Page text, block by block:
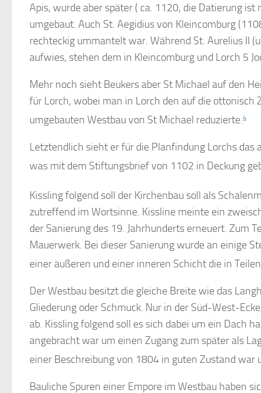
Apis, wurde aber später ( ca. 1120, die Datierung
umgebaut. Auch St. Aegidius von Kleincomburg
rechteckig ummantelt war. Während St. Aurelius II
aufwies, stehen dem in Kleincomburg und Lorch 5
Mehr noch sieht Beukers aber St Michael auf den
für Lorch, wobei man in Lorch den auf die ottonisch
umgebauten Westbau von St Michael reduzierte.4
Letztendlich sieht er für die Planfindung Lorchs das
was mit dem Stiftungsbrief von 1102 in Deckung
Kissling folgend soll der Kirchenbau soll als
zutreffend im Wortsinne. Kissline meinte ein
der Sanierung des 19. Jahrhunderts erneuert. Zum
Mauerwerk. Bei dieser Sanierung wurde an einige
einer äußeren und einer inneren Schicht die in
Der Westbau besitzt die gleiche Breite wie das
Gliederung oder Schmuck. Nur in der Süd-West-
ab. Kissling folgend soll es sich dabei um ein Dach
angebracht war um einen Zugang zum später als
einer Beschreibung von 1804 in guten Zustand
Bauliche Spuren einer Empore im Westbau haben